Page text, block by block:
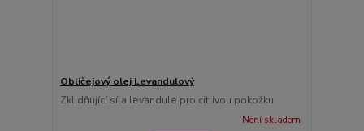
Obličejový olej Levandulový
Zklidňující síla levandule pro citlivou pokožku
Není skladem